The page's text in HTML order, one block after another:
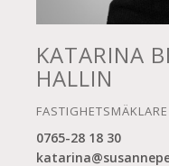
KATARINA
HALLIN
0765-28 18 30